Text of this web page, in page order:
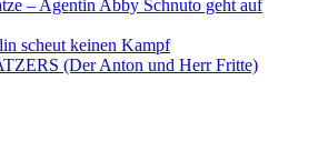
– Agentin Abby Schnuto geht auf
scheut keinen Kampf
(Der Anton und Herr Fritte)